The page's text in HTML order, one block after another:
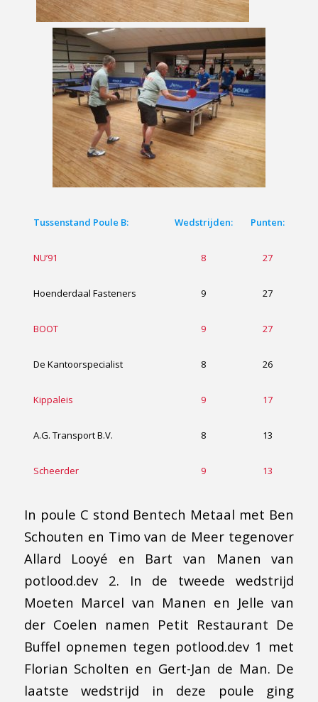
Tussenstand Poule B: Wedstrijden: Punten:
NU’91 8 27
Hoenderdaal Fasteners 9 27
BOOT 9 27
De Kantoorspecialist 8 26
Kippaleis 9 17
A.G. Transport B.V. 8 13
Scheerder 9 13
In poule C stond Bentech Metaal met Ben
Schouten en Timo van de Meer tegenover
Allard Looyé en Bart van Manen van
potlood.dev 2. In de tweede wedstrijd
Moeten Marcel van Manen en Jelle van
der Coelen namen Petit Restaurant De
Buffel opnemen tegen potlood.dev 1 met
Florian Scholten en Gert-Jan de Man. De
laatste wedstrijd in deze poule ging